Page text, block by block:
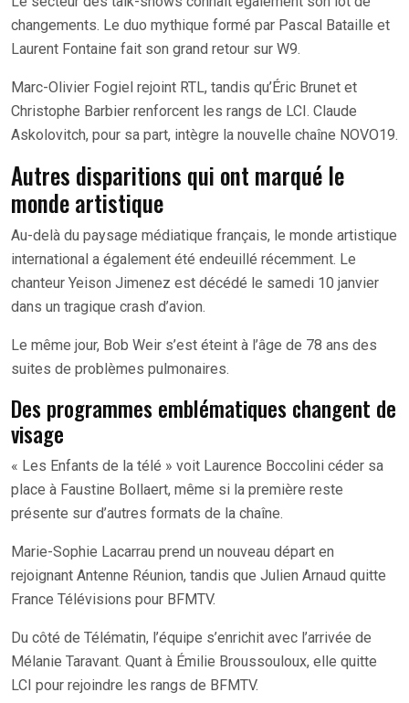
changements. Le duo mythique formé par Pascal Bataille et
Laurent Fontaine fait son grand retour sur W9.
Marc-Olivier Fogiel rejoint RTL, tandis qu’Éric Brunet et
Christophe Barbier renforcent les rangs de LCI. Claude
Askolovitch, pour sa part, intègre la nouvelle chaîne NOVO19.
Autres disparitions qui ont marqué le
monde artistique
Au-delà du paysage médiatique français, le monde artistique
international a également été endeuillé récemment. Le
chanteur Yeison Jimenez est décédé le samedi 10 janvier
dans un tragique crash d’avion.
Le même jour, Bob Weir s’est éteint à l’âge de 78 ans des
suites de problèmes pulmonaires.
Des programmes emblématiques changent de
visage
« Les Enfants de la télé » voit Laurence Boccolini céder sa
place à Faustine Bollaert, même si la première reste
présente sur d’autres formats de la chaîne.
Marie-Sophie Lacarrau prend un nouveau départ en
rejoignant Antenne Réunion, tandis que Julien Arnaud quitte
France Télévisions pour BFMTV.
Du côté de Télématin, l’équipe s’enrichit avec l’arrivée de
Mélanie Taravant. Quant à Émilie Broussouloux, elle quitte
LCI pour rejoindre les rangs de BFMTV.